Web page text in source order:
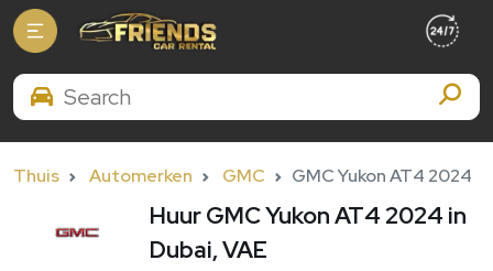
Search Brands
Thuis Automerken GMC GMC Yukon AT4 2024
Huur GMC Yukon AT4 2024 in
Dubai, VAE